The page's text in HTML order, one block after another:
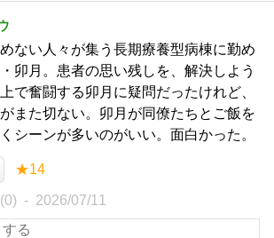
ない人々が集う長期療養型病棟に勤め
卯月。患者の思い残しを、解決しよう
で奮闘する卯月に疑問だったけれど、
また切ない。卯月が同僚たちとご飯を
シーンが多いのがいい。面白かった。
★14
2026/07/11